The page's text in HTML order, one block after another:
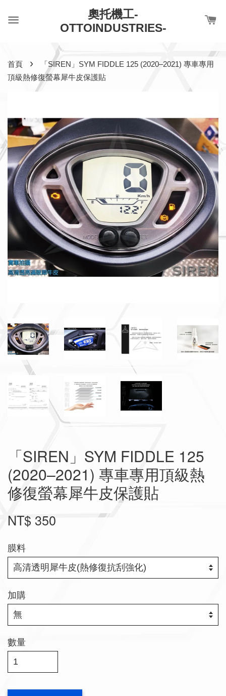
奧托機工-
OTTOINDUSTRIES-
首頁 ›
「SIREN」SYM FIDDLE 125 (2020–2021) 專車專用
頂級熱修復螢幕犀牛皮保護貼
「SIREN」SYM FIDDLE 125
(2020–2021) 專車專用頂級熱
修復螢幕犀牛皮保護貼
NT$ 350
膜料
加購
數量